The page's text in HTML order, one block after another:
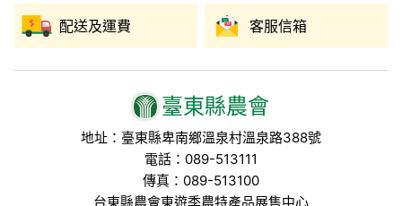
臺東縣農會
地址：臺東縣卑南鄉溫泉村溫泉路388號
電話：089-513111
傳真：089-513100
台東縣農會東遊季農特產品展售中心
配送及運費 客服信箱